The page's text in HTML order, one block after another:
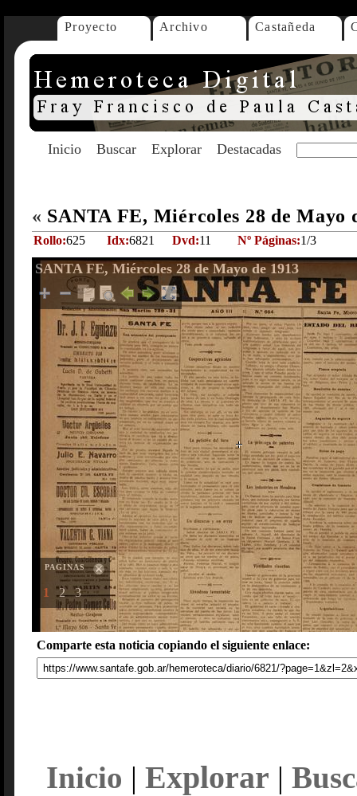
Proyecto Archivo Castañeda
Inicio Buscar Explorar Destacadas
« SANTA FE, Miércoles 28 de Mayo
Rollo:625 Idx:6821 Dvd:11 Nº Páginas:1/3
SANTA FE, Miércoles 28 de Mayo de 1913
PAGINAS
1 2 3
Comparte esta noticia copiando el siguiente enlace:
Inicio | Explorar |